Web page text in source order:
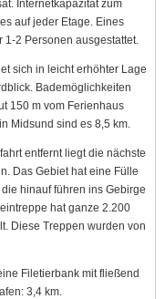
Internetkapazität zum
auf jeder Etage. Eines
1-2 Personen ausgestattet.
sich in leicht erhöhter Lage
Bademöglichkeiten
150 m vom Ferienhaus
Midsund sind es 8,5 km.
entfernt liegt die nächste
Das Gebiet hat eine Fülle
hinauf führen ins Gebirge
hat ganze 2.200
Diese Treppen wurden von
Filetierbank mit fließend
3,4 km.